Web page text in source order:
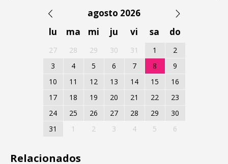
agosto 2026
lu
ma mi ju vi sa do
27 28 29 30 31 1
2
3
4 5 6 7 8
9
10
11 12 13 14 15
16
17
18 19 20 21 22
23
24
25 26 27 28 29
30
31
1 2 3 4 5 6
Relacionados